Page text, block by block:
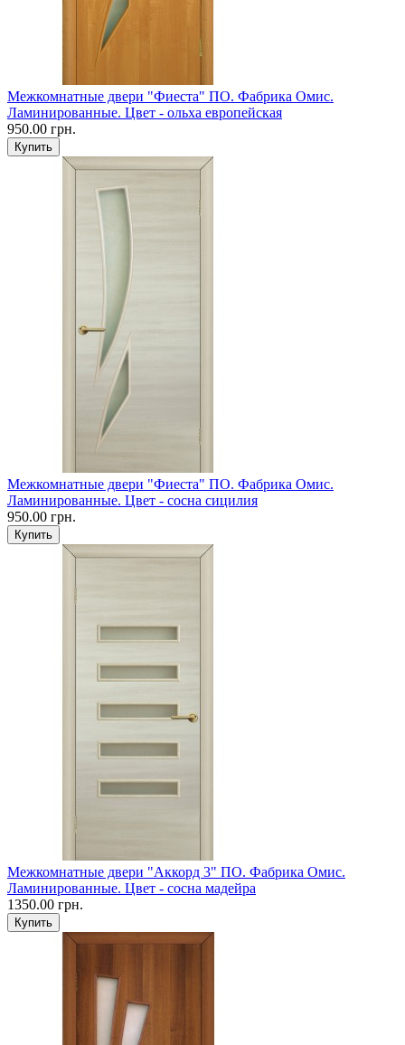
Межкомнатные двери "Фиеста" ПО. Фабрика Омис.
Ламинированные. Цвет - ольха европейская
950.00 грн.
Межкомнатные двери "Фиеста" ПО. Фабрика Омис.
Ламинированные. Цвет - сосна сицилия
950.00 грн.
Межкомнатные двери "Аккорд 3" ПО. Фабрика Омис.
Ламинированные. Цвет - сосна мадейра
1350.00 грн.